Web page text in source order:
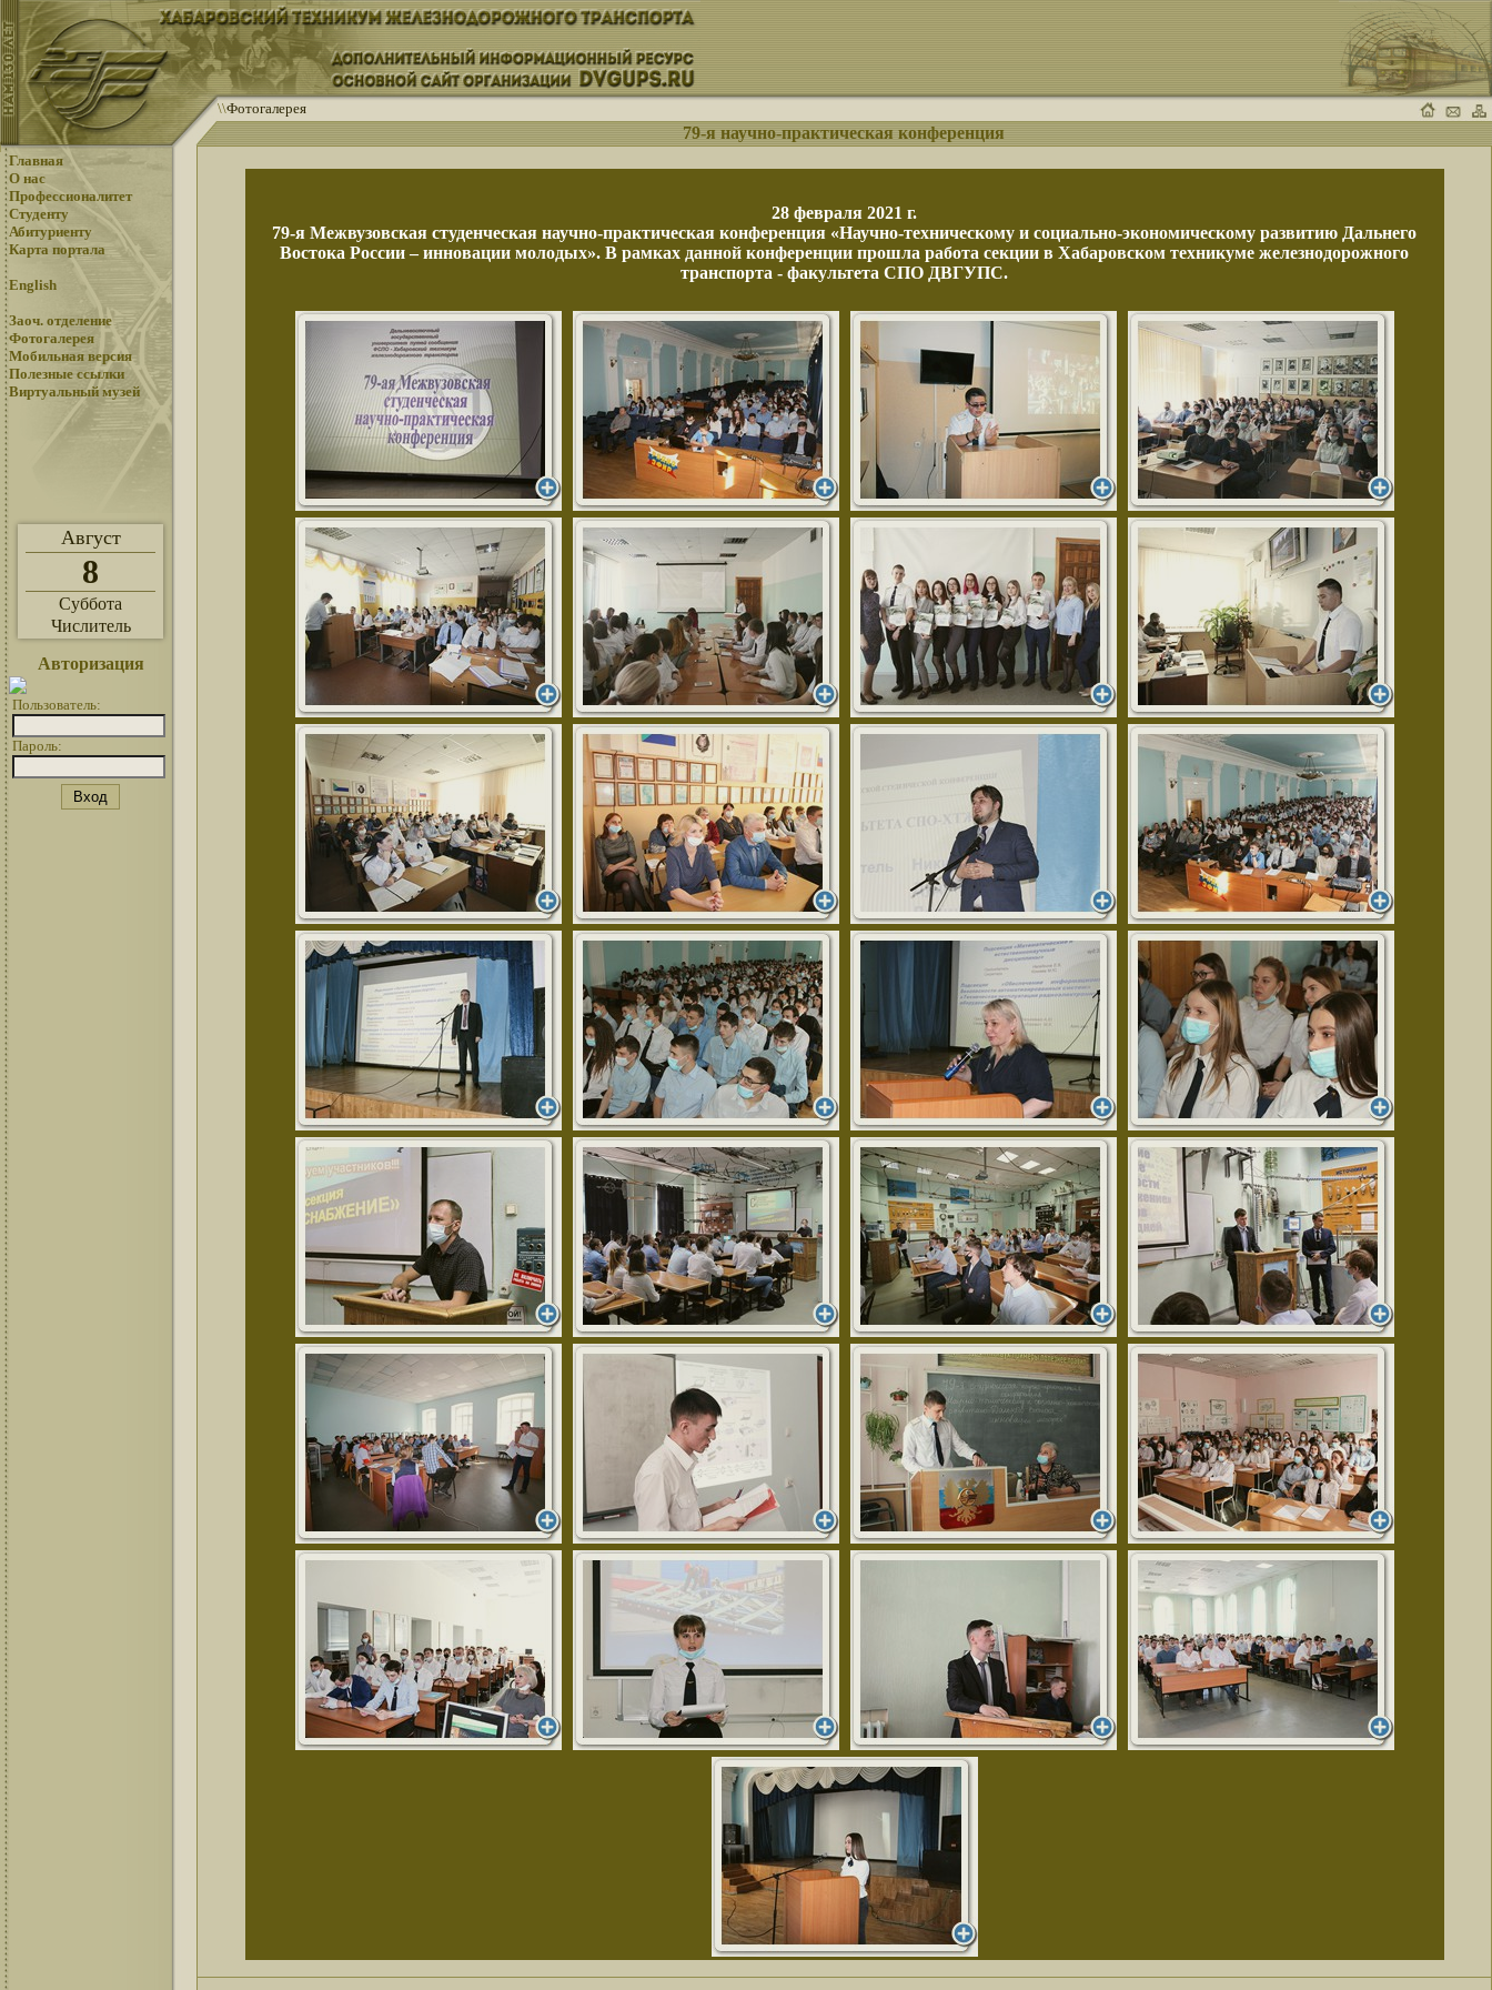
\\Фотогалерея
79-я научно-практическая конференция
Главная
О нас
Профессионалитет
Студенту
Абитуриенту
Карта портала
English
Заоч. отделение
Фотогалерея
Мобильная версия
Полезные ссылки
Виртуальный музей
Август
8
Суббота
Числитель
Авторизация
Пользователь:
Пароль:
28 февраля 2021 г.
79-я Межвузовская студенческая научно-практическая конференция «Научно-техническому и социально-экономическому развитию Дальнего
Востока России – инновации молодых». В рамках данной конференции прошла работа секции в Хабаровском техникуме железнодорожного
транспорта - факультета СПО ДВГУПС.